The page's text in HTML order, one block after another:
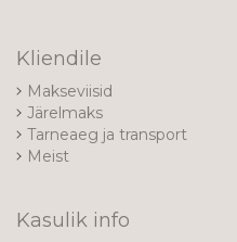
Kliendile
Makseviisid
Järelmaks
Tarneaeg ja transport
Meist
Kasulik info